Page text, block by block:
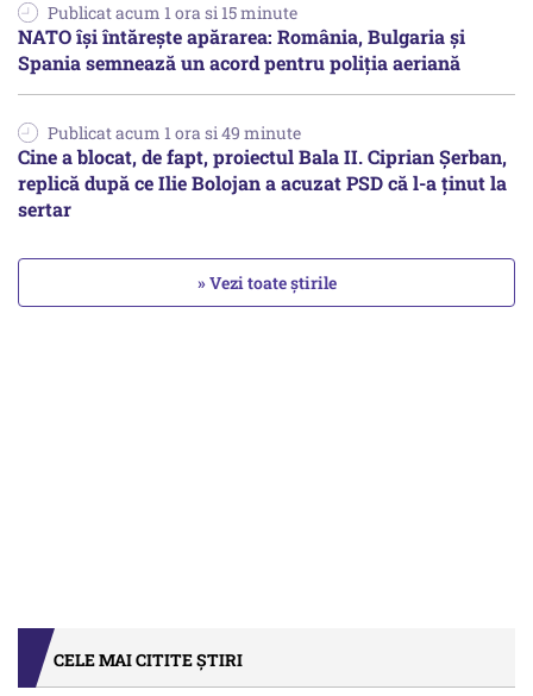
Publicat acum 1 ora si 15 minute
NATO își întărește apărarea: România, Bulgaria și
Spania semnează un acord pentru poliția aeriană
Publicat acum 1 ora si 49 minute
Cine a blocat, de fapt, proiectul Bala II. Ciprian Șerban,
replică după ce Ilie Bolojan a acuzat PSD că l-a ținut la
sertar
» Vezi toate știrile
CELE MAI CITITE ȘTIRI